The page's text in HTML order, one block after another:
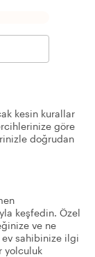
kesin kurallar
göre
doğrudan
keşfedin. Özel
ve ne
sahibinize ilgi
yolculuk